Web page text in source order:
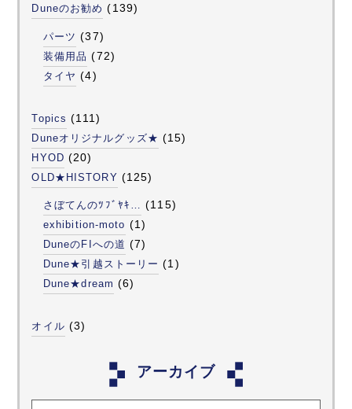
Duneのお勧め (139)
パーツ (37)
装備用品 (72)
タイヤ (4)
Topics (111)
Duneオリジナルグッズ★ (15)
HYOD (20)
OLD★HISTORY (125)
さぼてんのﾂﾌﾞﾔｷ… (115)
exhibition-moto (1)
DuneのFIへの道 (7)
Dune★引越ストーリー (1)
Dune★dream (6)
オイル (3)
アーカイブ